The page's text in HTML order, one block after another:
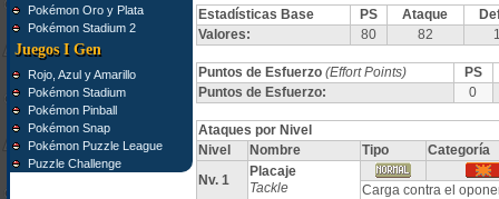
Pokémon Oro y Plata
Pokémon Stadium 2
Juegos I Gen
Rojo, Azul y Amarillo
Pokémon Stadium
Pokémon Pinball
Pokémon Snap
Pokémon Puzzle League
Puzzle Challenge
Estadísticas Base PS Ataque
Valores:
80 82
Puntos de Esfuerzo (Effort Points)
PS
Puntos de Esfuerzo:
0
Ataques por Nivel
Nivel
Nombre Tipo
Categoría
Nv. 1
Placaje
Tackle
Carga contra el